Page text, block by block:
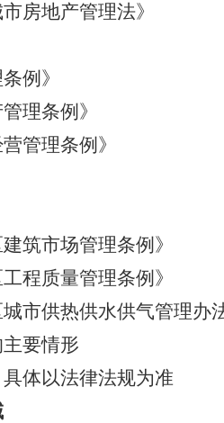
房地产管理法》
例》
理条例》
管理条例》
筑市场管理条例》
程质量管理条例》
市供热供水供气管理办
要情形
体以法律法规为准